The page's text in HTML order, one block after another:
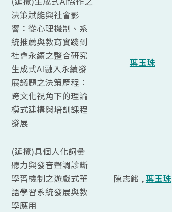
決策賦能與社會影
響：從心理機制、系
統推薦與教育實踐到
社會永續之整合研究
生成式AI融入永續發
展議題之決策歷程：
跨文化視角下的理論
模式建構與培訓課程
發展
葉玉珠
(延攬)具個人化詞彙
聽力與發音聲調診斷
學習機制之遊戲式華
語學習系統發展與教
學應用
陳志銘 ,葉玉珠